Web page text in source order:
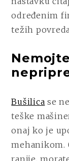
određenim
težih
Bušilica se
teške
onaj ko je
mehanikom.